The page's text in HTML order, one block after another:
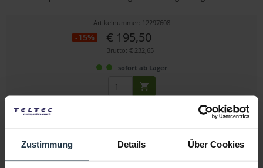
Zustimmung Details Über Cookies
Artikelnummer: 12297608
-15% € 195,50
Brutto: € 232,65
sofort ab Lager